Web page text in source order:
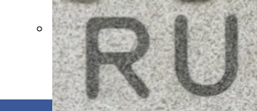
Canon Выпустила Приложение